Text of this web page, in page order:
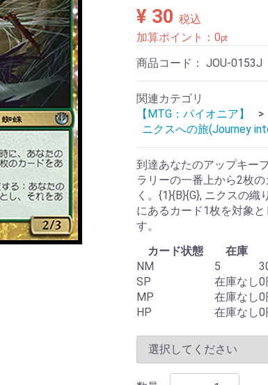
¥ 30 税込
加算ポイント： 0pt
商品コード： JOU-0153J
関連カテゴリ
【MTG：パイオニア】
ニクスへの旅(Journey
到達あなたのアップキー
ラリーの一番上から2枚
く。{1}{B}{G}, ニクスの
にあるカード1枚を対象
す。
カード状態
在庫
NM
5
SP
在庫なし0
MP
在庫なし0
HP
在庫なし0